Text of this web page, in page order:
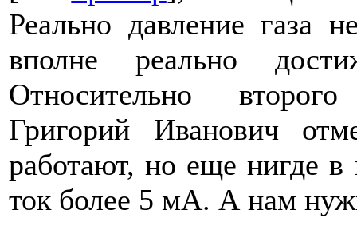
Реально давление газа
вполне реально
Относительно
Григорий Иванович
работают, но еще нигде
ток более 5 мА. А нам